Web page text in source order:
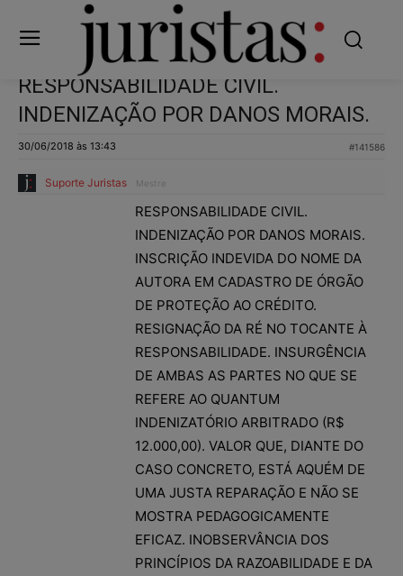
RESPONSABILIDADE CIVIL.
INDENIZAÇÃO POR DANOS MORAIS.
30/06/2018 às 13:43 #141586
Suporte Juristas Mestre
RESPONSABILIDADE CIVIL.
INDENIZAÇÃO POR DANOS MORAIS.
INSCRIÇÃO INDEVIDA DO NOME DA
AUTORA EM CADASTRO DE ÓRGÃO
DE PROTEÇÃO AO CRÉDITO.
RESIGNAÇÃO DA RÉ NO TOCANTE À
RESPONSABILIDADE. INSURGÊNCIA
DE AMBAS AS PARTES NO QUE SE
REFERE AO QUANTUM
INDENIZATÓRIO ARBITRADO (R$
12.000,00). VALOR QUE, DIANTE DO
CASO CONCRETO, ESTÁ AQUÉM DE
UMA JUSTA REPARAÇÃO E NÃO SE
MOSTRA PEDAGOGICAMENTE
EFICAZ. INOBSERVÂNCIA DOS
PRINCÍPIOS DA RAZOABILIDADE E DA